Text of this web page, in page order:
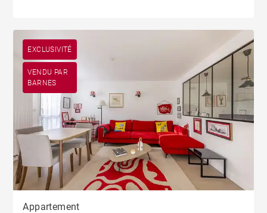
EXCLUSIVITÉ
VENDU PAR
BARNES
Appartement